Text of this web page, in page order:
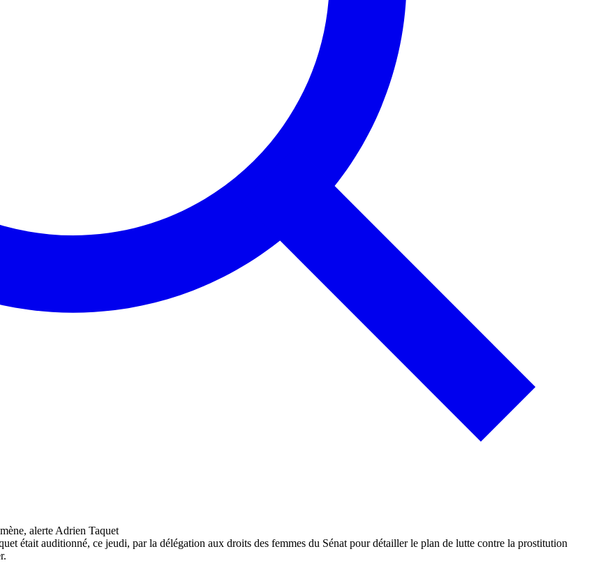
était auditionné, ce jeudi, par la délégation aux droits des femmes du Sénat pour détailler le plan de lutte contre la prostitution